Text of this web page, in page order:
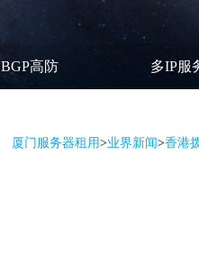
BGP高防 多IP服
厦门服务器租用>业界新闻>香港